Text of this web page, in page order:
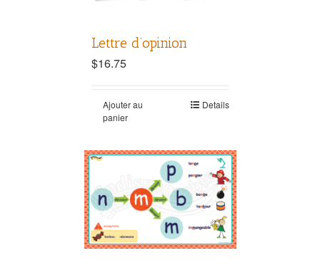
Lettre d’opinion
$16.75
Ajouter au
panier
Details